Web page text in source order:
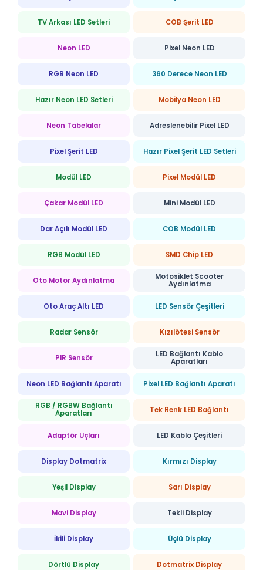
TV Arkası LED Setleri COB Şerit LED
Neon LED Pixel Neon LED
RGB Neon LED 360 Derece Neon LED
Hazır Neon LED Setleri Mobilya Neon LED
Neon Tabelalar Adreslenebilir Pixel LED
Pixel Şerit LED Hazır Pixel Şerit LED Setleri
Modül LED Pixel Modül LED
Çakar Modül LED Mini Modül LED
Dar Açılı Modül LED COB Modül LED
RGB Modül LED SMD Chip LED
Oto Motor Aydınlatma
Motosiklet Scooter
Aydınlatma
Oto Araç Altı LED LED Sensör Çeşitleri
Radar Sensör Kızılötesi Sensör
PIR Sensör
LED Bağlantı Kablo
Aparatları
Neon LED Bağlantı Aparatı Pixel LED Bağlantı Aparatı
RGB / RGBW Bağlantı
Aparatları
Tek Renk LED Bağlantı
Adaptör Uçları LED Kablo Çeşitleri
Display Dotmatrix Kırmızı Display
Yeşil Display Sarı Display
Mavi Display Tekli Display
İkili Display Üçlü Display
Dörtlü Display Dotmatrix Display